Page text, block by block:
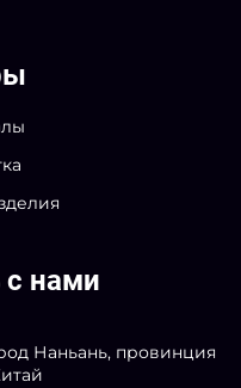
нами
Наньань, провинция